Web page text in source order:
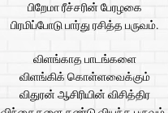
பிறேமா ரீச்சரின் பேரழகை
பிரமிப்போடு பார்து ரசித்த பருவம்.
விளங்காத பாடங்களை
விளங்கிக் கொள்ளவைக்கும்
விதுரன் ஆசிரியின் விசித்திர